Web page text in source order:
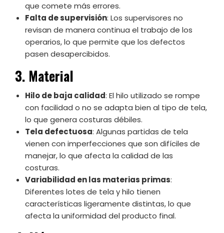
que comete más errores.
Falta de supervisión: Los supervisores no
revisan de manera continua el trabajo de los
operarios, lo que permite que los defectos
pasen desapercibidos.
3. Material
Hilo de baja calidad: El hilo utilizado se rompe
con facilidad o no se adapta bien al tipo de tela,
lo que genera costuras débiles.
Tela defectuosa: Algunas partidas de tela
vienen con imperfecciones que son difíciles de
manejar, lo que afecta la calidad de las
costuras.
Variabilidad en las materias primas:
Diferentes lotes de tela y hilo tienen
características ligeramente distintas, lo que
afecta la uniformidad del producto final.